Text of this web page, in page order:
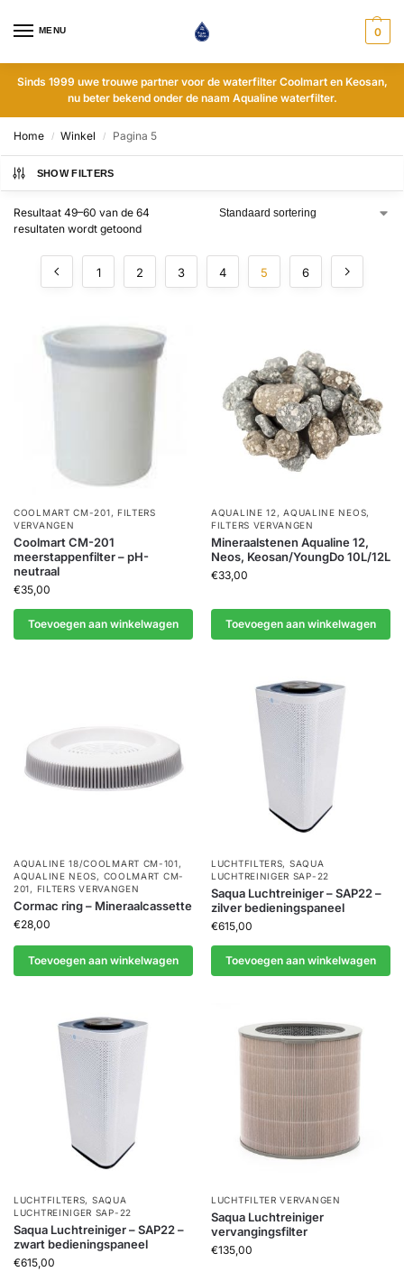
MENU 0
Sinds 1999 uwe trouwe partner voor de waterfilter Coolmart en Keosan,
nu beter bekend onder de naam Aqualine waterfilter.
Home / Winkel / Pagina 5
SHOW FILTERS
Resultaat 49–60 van de 64
resultaten wordt getoond
1 2 3 4 5 6
COOLMART CM-201, FILTERS
VERVANGEN
Coolmart CM-201
meerstappenfilter – pH-
neutraal
€35,00
Toevoegen aan winkelwagen
AQUALINE 12,AQUALINE NEOS,
FILTERS VERVANGEN
Mineraalstenen Aqualine 12,
Neos, Keosan/YoungDo 10L/12L
€33,00
Toevoegen aan winkelwagen
AQUALINE 18/COOLMART CM-101,
AQUALINE NEOS, COOLMART CM-
201, FILTERS VERVANGEN
Cormac ring – Mineraalcassette
€28,00
Toevoegen aan winkelwagen
LUCHTFILTERS, SAQUA
LUCHTREINIGER SAP-22
Saqua Luchtreiniger – SAP22 –
zilver bedieningspaneel
€615,00
Toevoegen aan winkelwagen
LUCHTFILTERS, SAQUA
LUCHTREINIGER SAP-22
Saqua Luchtreiniger – SAP22 –
zwart bedieningspaneel
€615,00
LUCHTFILTER VERVANGEN
Saqua Luchtreiniger
vervangingsfilter
€135,00